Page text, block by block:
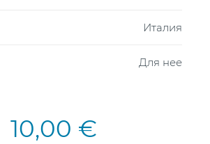
Италия
Для нее
10,00 €